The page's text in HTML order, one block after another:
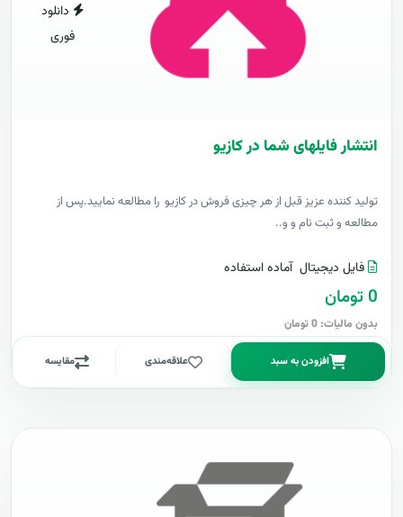
دانلود
فوری
انتشار فایلهای شما در کازیو
توليد کننده عزيز قبل از هر چیزی فروش در کازیو را مطالعه نمایید.پس از
مطالعه و ثبت نام و و..
فایل دیجیتال آماده استفاده
0 تومان
بدون مالیات: 0 تومان
افزودن به سبد علاقه‌مندی مقایسه